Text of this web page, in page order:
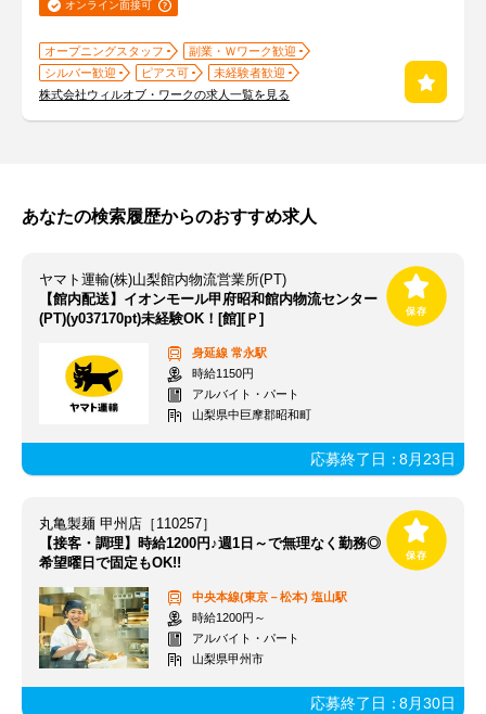
オンライン面接可
オープニングスタッフ
副業・Ｗワーク歓迎
シルバー歓迎
ピアス可
未経験者歓迎
株式会社ウィルオブ・ワークの求人一覧を見る
あなたの検索履歴からのおすすめ求人
ヤマト運輸(株)山梨館内物流営業所(PT)
【館内配送】イオンモール甲府昭和館内物流センター
(PT)(y037170pt)未経験OK！[館][Ｐ]
身延線 常永駅
時給1150円
アルバイト・パート
山梨県中巨摩郡昭和町
応募終了日：8月23日
丸亀製麺 甲州店［110257］
【接客・調理】時給1200円♪週1日～で無理なく勤務◎
希望曜日で固定もOK!!
中央本線(東京－松本) 塩山駅
時給1200円～
アルバイト・パート
山梨県甲州市
応募終了日：8月30日